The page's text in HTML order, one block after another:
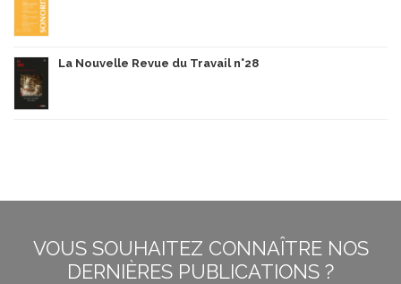
La Nouvelle Revue du Travail n°28
VOUS SOUHAITEZ CONNAÎTRE NOS
DERNIÈRES PUBLICATIONS ?